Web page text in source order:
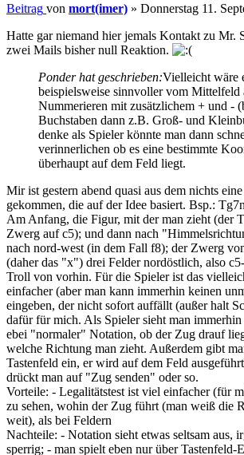
Beitrag von mort(imer) » Donnerstag 11.
Hatte gar niemand hier jemals Kontakt zu Mr.
zwei Mails bisher null Reaktion.
Ponder hat geschrieben:Vielleicht wäre
beispielsweise sinnvoller vom Mittelfeld
Nummerieren mit zusätzlichem + und -
Buchstaben dann z.B. Groß- und
denke als Spieler könnte man dann
verinnerlichen ob es eine bestimmte
überhaupt auf dem Feld liegt.
Mir ist gestern abend quasi aus dem nichts
gekommen, die auf der Idee basiert. Bsp.:
Am Anfang, die Figur, mit der man zieht (der
Zwerg auf c5); und dann nach
nach nord-west (in dem Fall f8); der Zwerg
(daher das "x") drei Felder nordöstlich, also
Troll von vorhin. Für die Spieler ist das
einfacher (aber man kann immerhin keinen
eingeben, der nicht sofort auffällt (außer halt
dafür für mich. Als Spieler sieht man immerhin
ebei "normaler" Notation, ob der Zug drauf
welche Richtung man zieht. Außerdem gibt
Tastenfeld ein, er wird auf dem Feld
drückt man auf "Zug senden" oder so.
Vorteile: - Legalitätstest ist viel einfacher (für
zu sehen, wohin der Zug führt (man weiß die
weit), als bei Feldern
Nachteile: - Notation sieht etwas seltsam aus,
sperrig; - man spielt eben nur über Tastenfeld-